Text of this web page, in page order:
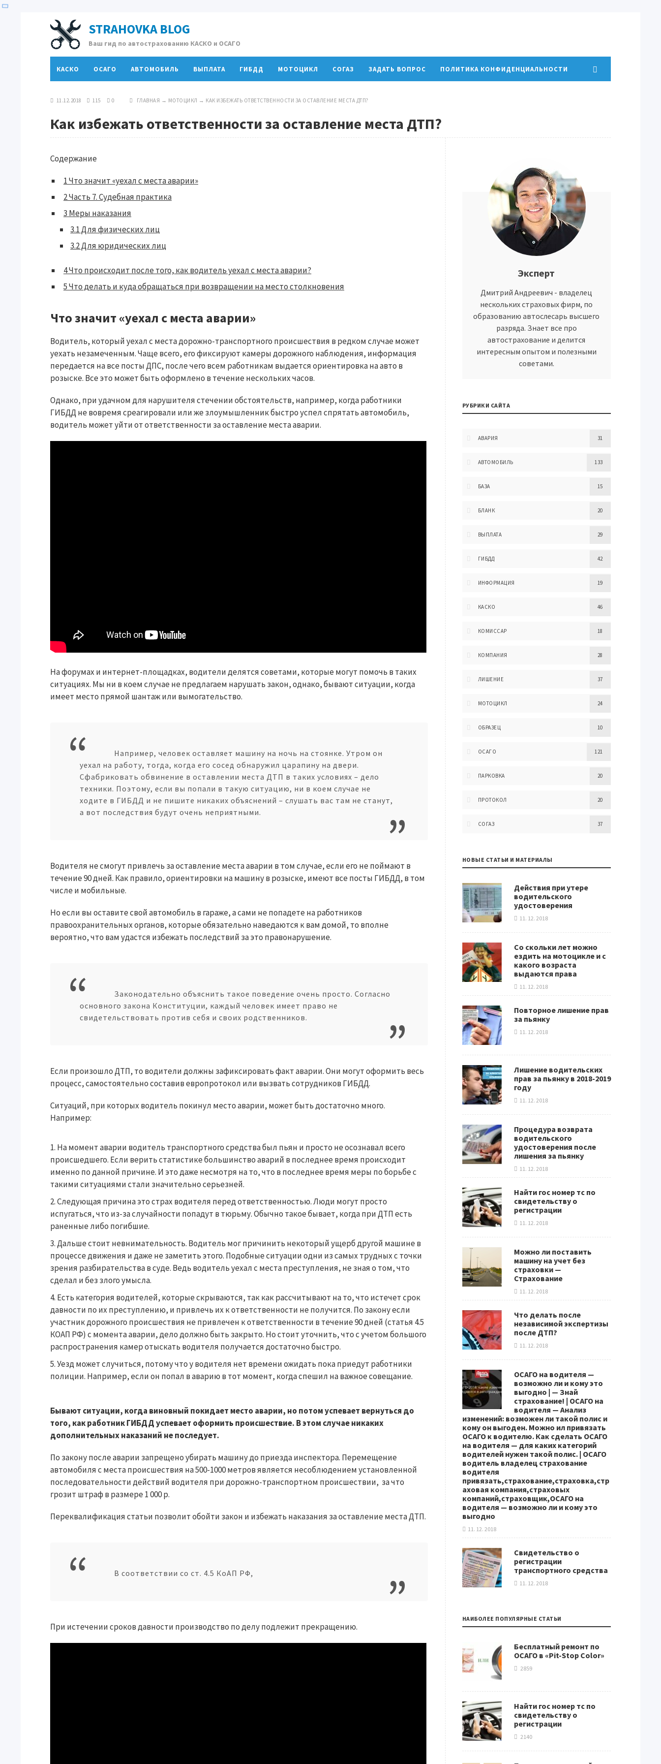
STRAHOVKA BLOG
Ваш гид по автострахованию КАСКО и ОСАГО
КАСКО ОСАГО АВТОМОБИЛЬ ВЫПЛАТА ГИБДД МОТОЦИКЛ СОГАЗ ЗАДАТЬ ВОПРОС ПОЛИТИКА КОНФИДЕНЦИАЛЬНОСТИ
11.12.2018 115 0 ГЛАВНАЯ → МОТОЦИКЛ → КАК ИЗБЕЖАТЬ ОТВЕТСТВЕННОСТИ ЗА ОСТАВЛЕНИЕ МЕСТА ДТП?
Как избежать ответственности за оставление места ДТП?
Содержание
1Что значит «уехал с места аварии»
2Часть 7. Судебная практика
3 Меры наказания
3.1Для физических лиц
3.2Для юридических лиц
4Что происходит после того, как водитель уехал с места аварии?
5Что делать и куда обращаться при возвращении на место столкновения
Что значит «уехал с места аварии»
Водитель, который уехал с места дорожно-транспортного происшествия в редком случае может
уехать незамеченным. Чаще всего, его фиксируют камеры дорожного наблюдения, информация
передается на все посты ДПС, после чего всем работникам выдается ориентировка на авто в
розыске. Все это может быть оформлено в течение нескольких часов.
Однако, при удачном для нарушителя стечении обстоятельств, например, когда работники
ГИБДД не вовремя среагировали или же злоумышленник быстро успел спрятать автомобиль,
водитель может уйти от ответственности за оставление места аварии.
На форумах и интернет-площадках, водители делятся советами, которые могут помочь в таких
ситуациях. Мы ни в коем случае не предлагаем нарушать закон, однако, бывают ситуации, когда
имеет место прямой шантаж или вымогательство.
Например, человек оставляет машину на ночь на стоянке. Утром он
уехал на работу, тогда, когда его сосед обнаружил царапину на двери.
Сфабриковать обвинение в оставлении места ДТП в таких условиях – дело
техники. Поэтому, если вы попали в такую ситуацию, ни в коем случае не
ходите в ГИБДД и не пишите никаких объяснений – слушать вас там не станут,
а вот последствия будут очень неприятными.
Водителя не смогут привлечь за оставление места аварии в том случае, если его не поймают в
течение 90 дней. Как правило, ориентировки на машину в розыске, имеют все посты ГИБДД, в том
числе и мобильные.
Но если вы оставите свой автомобиль в гараже, а сами не попадете на работников
правоохранительных органов, которые обязательно наведаются к вам домой, то вполне
вероятно, что вам удастся избежать последствий за это правонарушение.
Законодательно объяснить такое поведение очень просто. Согласно
основного закона Конституции, каждый человек имеет право не
свидетельствовать против себя и своих родственников.
Если произошло ДТП, то водители должны зафиксировать факт аварии. Они могут оформить весь
процесс, самостоятельно составив европротокол или вызвать сотрудников ГИБДД.
Ситуаций, при которых водитель покинул место аварии, может быть достаточно много.
Например:
На момент аварии водитель транспортного средства был пьян и просто не осознавал всего
происшедшего. Если верить статистике большинство аварий в последнее время происходит
именно по данной причине. И это даже несмотря на то, что в последнее время меры по борьбе с
такими ситуациями стали значительно серьезней.
Следующая причина это страх водителя перед ответственностью. Люди могут просто
испугаться, что из-за случайности попадут в тюрьму. Обычно такое бывает, когда при ДТП есть
раненные либо погибшие.
Дальше стоит невнимательность. Водитель мог причинить некоторый ущерб другой машине в
процессе движения и даже не заметить этого. Подобные ситуации одни из самых трудных с точки
зрения разбирательства в суде. Ведь водитель уехал с места преступления, не зная о том, что
сделал и без злого умысла.
Есть категория водителей, которые скрываются, так как рассчитывают на то, что истечет срок
давности по их преступлению, и привлечь их к ответственности не получится. По закону если
участник дорожного происшествия не привлечен к ответственности в течение 90 дней (статья 4.5
КОАП РФ) с момента аварии, дело должно быть закрыто. Но стоит уточнить, что с учетом большого
распространения камер отыскать водителя получается достаточно быстро.
Уезд может случиться, потому что у водителя нет времени ожидать пока приедут работники
полиции. Например, если он попал в аварию в тот момент, когда спешил на важное совещание.
Бывают ситуации, когда виновный покидает место аварии, но потом успевает вернуться до
того, как работник ГИБДД успевает оформить происшествие. В этом случае никаких
дополнительных наказаний не последует.
По закону после аварии запрещено убирать машину до приезда инспектора. Перемещение
автомобиля с места происшествия на 500-1000 метров является несоблюдением установленной
последовательности действий водителя при дорожно-транспортном происшествии, за что
грозит штраф в размере 1 000 р.
Переквалификация статьи позволит обойти закон и избежать наказания за оставление места ДТП.
В соответствии со ст. 4.5 КоАП РФ,
При истечении сроков давности производство по делу подлежит прекращению.
Эксперт
Дмитрий Андреевич - владелец
нескольких страховых фирм, по
образованию автослесарь высшего
разряда. Знает все про
автострахование и делится
интересным опытом и полезными
советами.
РУБРИКИ САЙТА
АВАРИЯ 31
АВТОМОБИЛЬ 133
БАЗА 15
БЛАНК 20
ВЫПЛАТА 29
ГИБДД 42
ИНФОРМАЦИЯ 19
КАСКО 46
КОМИССАР 18
КОМПАНИЯ 28
ЛИШЕНИЕ 37
МОТОЦИКЛ 24
ОБРАЗЕЦ 10
ОСАГО 121
ПАРКОВКА 20
ПРОТОКОЛ 20
СОГАЗ 37
НОВЫЕ СТАТЬИ И МАТЕРИАЛЫ
Действия при утере
водительского
удостоверения
11. 12. 2018
Со скольки лет можно
ездить на мотоцикле и с
какого возраста
выдаются права
11. 12. 2018
Повторное лишение прав
за пьянку
11. 12. 2018
Лишение водительских
прав за пьянку в 2018-2019
году
11. 12. 2018
Процедура возврата
водительского
удостоверения после
лишения за пьянку
11. 12. 2018
Найти гос номер тс по
свидетельству о
регистрации
11. 12. 2018
Можно ли поставить
машину на учет без
страховки —
Страхование
11. 12. 2018
Что делать после
независимой экспертизы
после ДТП?
11. 12. 2018
ОСАГО на водителя —
возможно ли и кому это
выгодно | — Знай
страхование! | ОСАГО на
водителя — Анализ
изменений: возможен ли такой полис и
кому он выгоден. Можно ил привязать
ОСАГО к водителю. Как сделать ОСАГО
на водителя — для каких категорий
водителей нужен такой полис. | ОСАГО
водитель владелец страхование
водителя
привязать,страхование,страховка,стр
аховая компания,страховых
компаний,страховщик,ОСАГО на
водителя — возможно ли и кому это
выгодно
11. 12. 2018
Свидетельство о
регистрации
транспортного средства
11. 12. 2018
НАИБОЛЕЕ ПОПУЛЯРНЫЕ СТАТЬИ
Бесплатный ремонт по
ОСАГО в «Pit-Stop Color»
2859
Найти гос номер тс по
свидетельству о
регистрации
2140